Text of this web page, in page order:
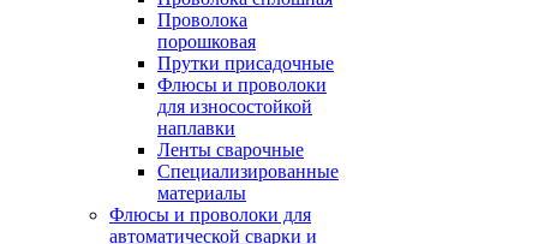
Проволока
порошковая
Прутки присадочные
Флюсы и проволоки
для износостойкой
наплавки
Ленты сварочные
Специализированные
материалы
Флюсы и проволоки для
автоматической сварки и